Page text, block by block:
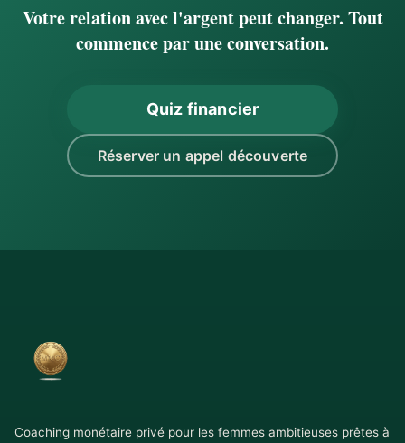
Votre relation avec l'argent peut changer. Tout
commence par une conversation.
Quiz financier
Réserver un appel découverte
Coaching monétaire privé pour les femmes ambitieuses prêtes à